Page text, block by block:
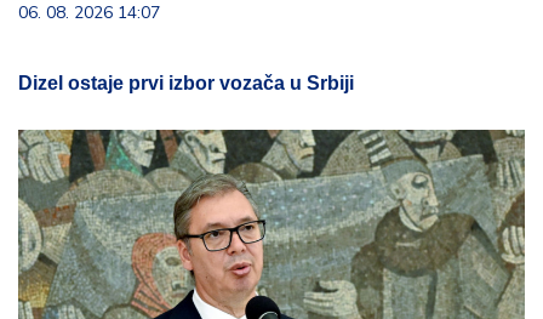
06. 08. 2026 14:07
Dizel ostaje prvi izbor vozača u Srbiji